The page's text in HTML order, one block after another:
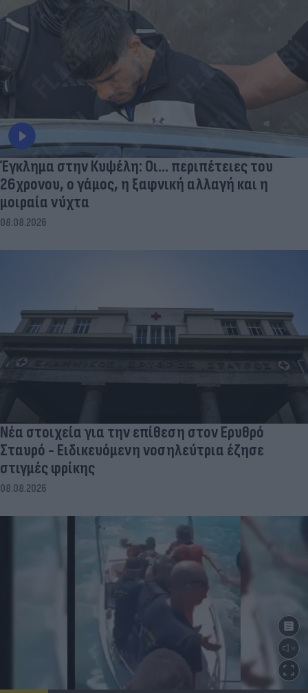
Έγκλημα στην Κυψέλη: Οι... περιπέτειες του
26χρονου, ο γάμος, η ξαφνική αλλαγή και η
μοιραία νύχτα
08.08.2026
Νέα στοιχεία για την επίθεση στον Ερυθρό
Σταυρό - Ειδικευόμενη νοσηλεύτρια έζησε
στιγμές φρίκης
08.08.2026